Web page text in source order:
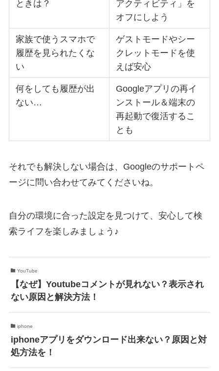
ときは？
アクティビティ」を
オフにしよう
家族で使うスマホで
履歴を見られたくな
い
ゲストモードやシー
クレットモードを使
えば安心
何をしても履歴が出
ない…
Googleアプリの再イ
ンストール＆端末の
再起動で復活するこ
とも
それでも解決しない場合は、Googleのサポートペ
ージに問い合わせてみてくださいね。
自分の環境に合った設定を見つけて、安心して検
索ライフを楽しみましょう♪
YouTube
【なぜ】Youtubeコメントが見れない？表示され
ない原因と解決方法！
iphone
iphoneアプリをダウンロード出来ない？原因と対
処方法を！